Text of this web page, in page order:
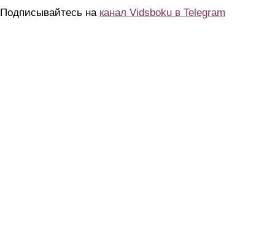
Подписывайтесь на канал Vidsboku в Telegram